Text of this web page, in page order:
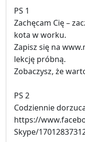
PS 1
Zachęcam Cię –
kota w worku.
Zapisz się na
lekcję próbną.
Zobaczysz, że
PS 2
Codziennie
https://
Skype/